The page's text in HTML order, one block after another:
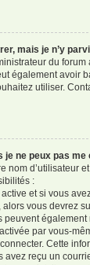
mais je n’y
du
également avoir
utiliser.
ne peux pas me
nom d’utilisateur
:
et si vous
alors vous devrez
peuvent
par vous-
Cette
avez reçu un